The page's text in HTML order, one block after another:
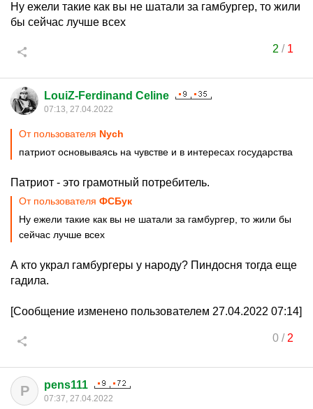
Ну ежели такие как вы не шатали за гамбургер, то жили
бы сейчас лучше всех
2 / 1
LouiZ-Ferdinand Celine
07:13, 27.04.2022
От пользователя Nych
патриот основываясь на чувстве и в интересах государства
Патриот - это грамотный потребитель.
От пользователя ФСБук
Ну ежели такие как вы не шатали за гамбургер, то жили бы
сейчас лучше всех
А кто украл гамбургеры у народу? Пиндосня тогда еще
гадила.
[Сообщение изменено пользователем 27.04.2022 07:14]
0/ 2
P pens111
07:37, 27.04.2022